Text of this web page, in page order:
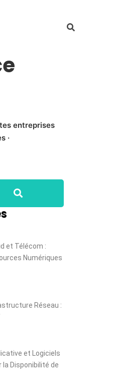
entreprises
·
et Télécom :
Numériques
Réseau :
et Logiciels
la Disponibilité de